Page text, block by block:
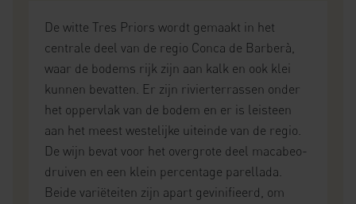
De witte Tres Priors wordt gemaakt in het
centrale deel van de regio Conca de Barberà,
waar de bodems rijk zijn aan kalk en ook klei
kunnen bevatten. Er zijn rivierterrassen onder
het oppervlak van de bodem en er is leisteen
aan het meest westelijke uiteinde van de regio.
De wijn bevat voor het overgrote deel macabeo-
druiven en een klein percentage parellada.
Beide variëteiten zijn apart gevinifieerd, om